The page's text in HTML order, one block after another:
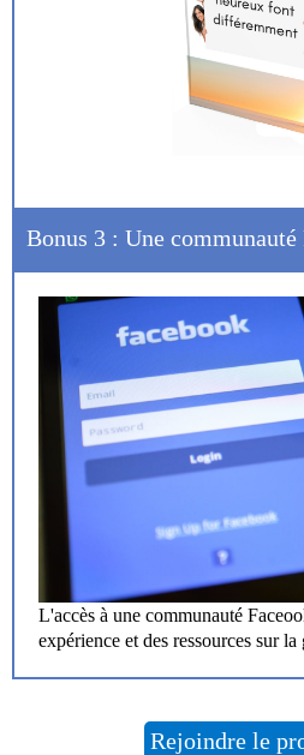
Bonus 3 : Une communauté
L'accès à une communauté
expérience et des ressources sur la
Rejoindre le